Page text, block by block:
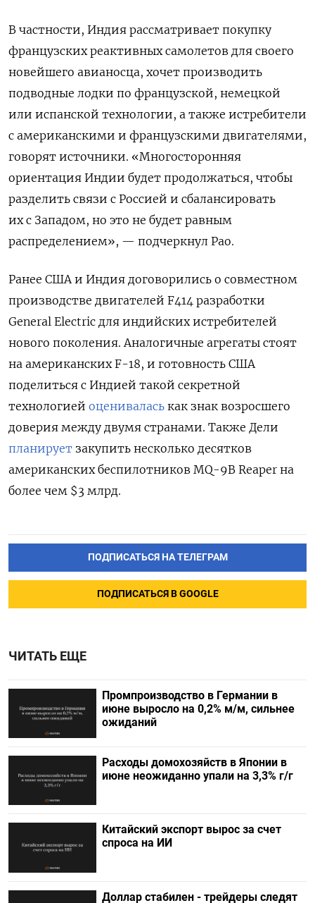
В частности, Индия рассматривает покупку
французских реактивных самолетов для своего
новейшего авианосца, хочет производить
подводные лодки по французской, немецкой
или испанской технологии, а также истребители
с американскими и французскими двигателями,
говорят источники. «Многосторонняя
ориентация Индии будет продолжаться, чтобы
разделить связи с Россией и сбалансировать
их с Западом, но это не будет равным
распределением», — подчеркнул Рао.
Ранее США и Индия договорились о совместном
производстве двигателей F414 разработки
General Electric для индийских истребителей
нового поколения. Аналогичные агрегаты стоят
на американских F-18, и готовность США
поделиться с Индией такой секретной
технологией оценивалась как знак возросшего
доверия между двумя странами. Также Дели
планирует закупить несколько десятков
американских беспилотников MQ-9B Reaper на
более чем $3 млрд.
ПОДПИСАТЬСЯ НА ТЕЛЕГРАМ
ПОДПИСАТЬСЯ В GOOGLE
ЧИТАТЬ ЕЩЕ
Промпроизводство в Германии в
июне выросло на 0,2%​​​ м/м, сильнее
ожиданий
Расходы домохозяйств в Японии в
июне неожиданно упали на 3,3% г/г
Китайский экспорт вырос за счет
спроса на ИИ
Доллар стабилен - трейдеры следят